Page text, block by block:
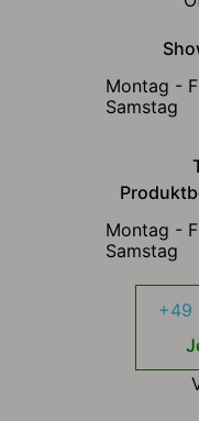
Montag -
Samstag
Montag -
Samstag
+49